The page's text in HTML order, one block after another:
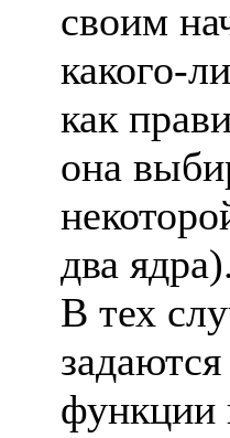
своим
какого-
как
она
два
В тех
функции